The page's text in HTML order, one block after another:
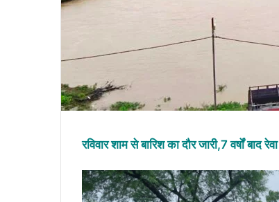
रविवार शाम से बारिश का दौर जारी,7 वर्षों